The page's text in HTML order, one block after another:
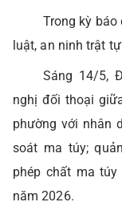
Trong kỳ báo
luật, an ninh trật
Sáng 14/5,
nghị đối thoại
phường với nhân
soát ma túy;
phép chất ma
năm 2026.